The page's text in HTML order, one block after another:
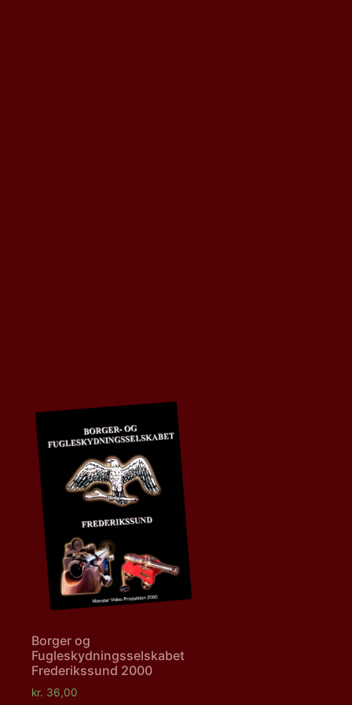
Borger og
Fugleskydningsselskabet
Frederikssund 2000
kr. 36,00